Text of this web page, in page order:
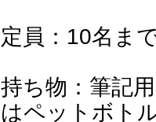
定員：10名ま
持ち物：筆記
はペットボト